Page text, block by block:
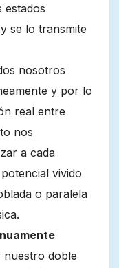
estados
se lo transmite
nosotros
y por lo
real entre
nos
a cada
vivido
o paralela
nuestro doble